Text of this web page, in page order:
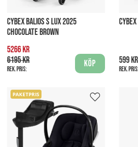
CYBEX BALIOS S LUX 2025
CHOCOLATE BROWN
5266 kr
6195 kr
Rek. pris:
Köp 599 kr
Rek. pris:
PAKETPRIS